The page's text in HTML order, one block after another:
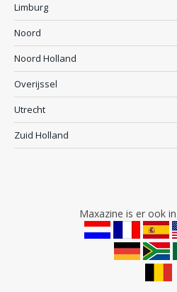
Limburg
Noord
Noord Holland
Overijssel
Utrecht
Zuid Holland
Maxazine is er ook